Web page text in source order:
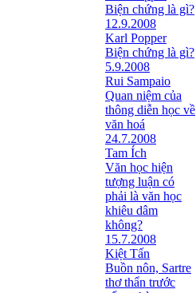
Biện chứng là gì?
12.9.2008
Karl Popper
Biện chứng là gì?
5.9.2008
Rui Sampaio
Quan niệm của
thông diễn học về
văn hoá
24.7.2008
Tam Ích
Văn học hiện
tượng luận có
phải là văn học
khiêu dâm
không?
15.7.2008
Kiệt Tấn
Buồn nôn, Sartre
thơ thẩn trước